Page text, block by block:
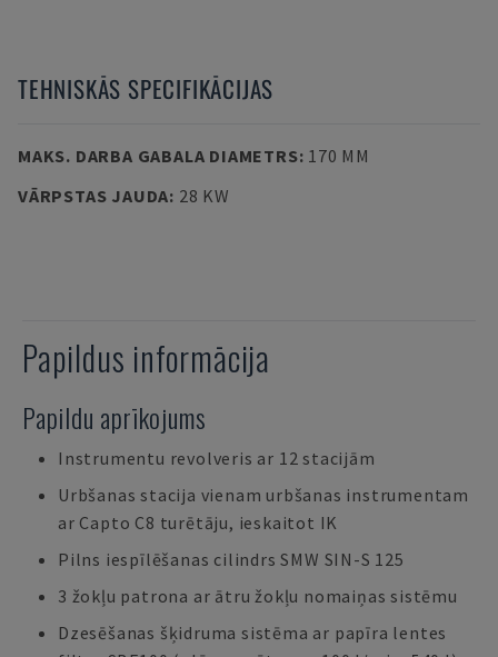
TEHNISKĀS SPECIFIKĀCIJAS
MAKS. DARBA GABALA DIAMETRS: 170 MM
VĀRPSTAS JAUDA: 28 KW
Papildus informācija
Papildu aprīkojums
Instrumentu revolveris ar 12 stacijām
Urbšanas stacija vienam urbšanas instrumentam
ar Capto C8 turētāju, ieskaitot IK
Pilns iespīlēšanas cilindrs SMW SIN-S 125
3 žokļu patrona ar ātru žokļu nomaiņas sistēmu
Dzesēšanas šķidruma sistēma ar papīra lentes